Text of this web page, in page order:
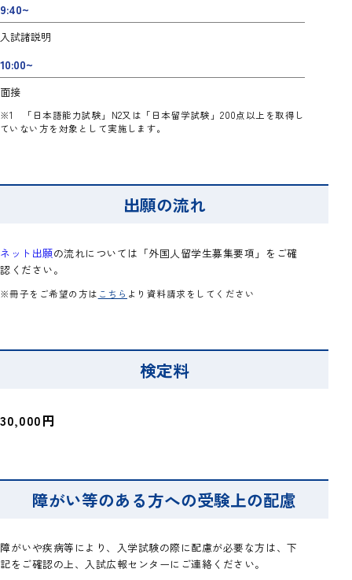
9:40~
入試諸説明
10:00~
面接
※1 「日本語能力試験」N2又は「日本留学試験」200点以上を取得し
ていない方を対象として実施します。
出願の流れ
ネット出願の流れについては「外国人留学生募集要項」をご確
認ください。
※冊子をご希望の方は こちら より資料請求をしてください
検定料
30,000円
障がい等のある方への受験上の配慮
障がいや疾病等により、入学試験の際に配慮が必要な方は、下
記をご確認の上、入試広報センターにご連絡ください。